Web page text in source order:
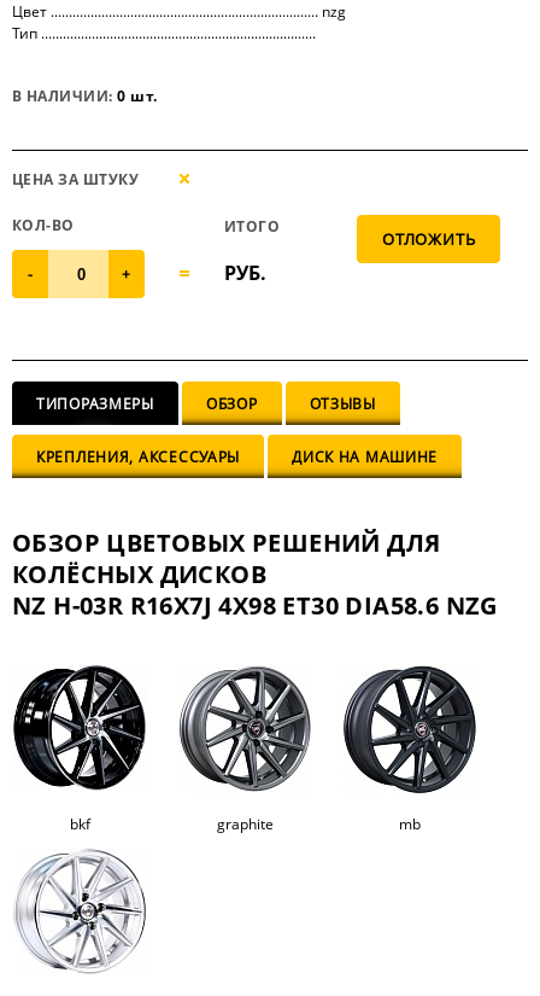
Цвет .......................................................................... nzg
Тип ............................................................................
В НАЛИЧИИ:0 шт.
ЦЕНА ЗА ШТУКУ
КОЛ-ВО
- +
ИТОГО
РУБ.
ТИПОРАЗМЕРЫ ОБЗОР ОТЗЫВЫ
КРЕПЛЕНИЯ, АКСЕССУАРЫ ДИСК НА МАШИНЕ
ОБЗОР ЦВЕТОВЫХ РЕШЕНИЙ ДЛЯ
КОЛЁСНЫХ ДИСКОВ
NZ H-03R R16X7J 4X98 ET30 DIA58.6 NZG
bkf graphite mb